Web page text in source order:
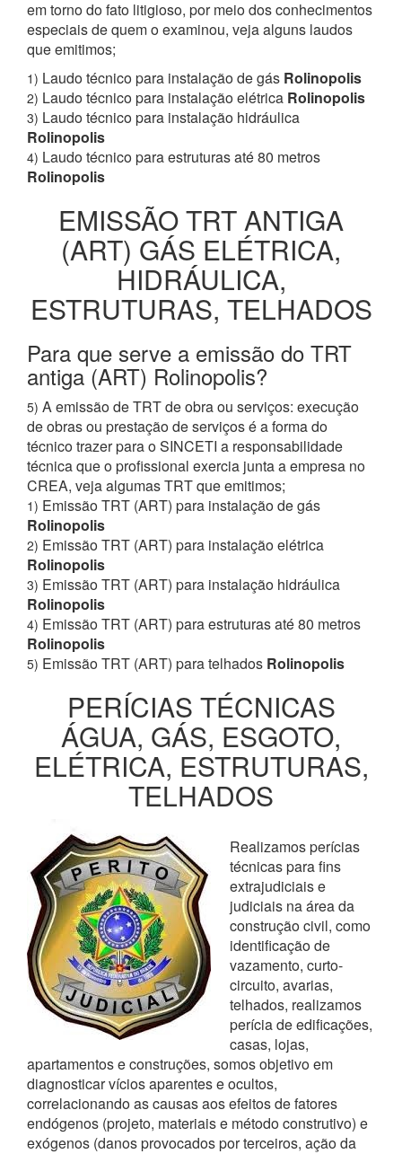
em torno do fato litigioso, por meio dos conhecimentos
especiais de quem o examinou, veja alguns laudos
que emitimos;
1) Laudo técnico para instalação de gás Rolinopolis
2) Laudo técnico para instalação elétrica Rolinopolis
3) Laudo técnico para instalação hidráulica
Rolinopolis
4) Laudo técnico para estruturas até 80 metros
Rolinopolis
EMISSÃO TRT ANTIGA
(ART) GÁS ELÉTRICA,
HIDRÁULICA,
ESTRUTURAS, TELHADOS
Para que serve a emissão do TRT
antiga (ART) Rolinopolis?
5) A emissão de TRT de obra ou serviços: execução
de obras ou prestação de serviços é a forma do
técnico trazer para o SINCETI a responsabilidade
técnica que o profissional exercia junta a empresa no
CREA, veja algumas TRT que emitimos;
1) Emissão TRT (ART) para instalação de gás
Rolinopolis
2) Emissão TRT (ART) para instalação elétrica
Rolinopolis
3) Emissão TRT (ART) para instalação hidráulica
Rolinopolis
4) Emissão TRT (ART) para estruturas até 80 metros
Rolinopolis
5) Emissão TRT (ART) para telhados Rolinopolis
PERÍCIAS TÉCNICAS
ÁGUA, GÁS, ESGOTO,
ELÉTRICA, ESTRUTURAS,
TELHADOS
Realizamos perícias
técnicas para fins
extrajudiciais e
judiciais na área da
construção civil, como
identificação de
vazamento, curto-
circuito, avarias,
telhados, realizamos
perícia de edificações,
casas, lojas,
apartamentos e construções, somos objetivo em
diagnosticar vícios aparentes e ocultos,
correlacionando as causas aos efeitos de fatores
endógenos (projeto, materiais e método construtivo) e
exógenos (danos provocados por terceiros, ação da